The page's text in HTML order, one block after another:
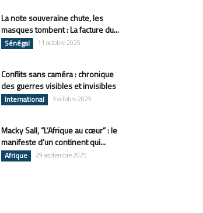
La note souveraine chute, les
masques tombent : La facture du...
Sénégal 11 octobre 2025
Conflits sans caméra : chronique
des guerres visibles et invisibles
International 3 octobre 2025
Macky Sall, “L’Afrique au cœur” : le
manifeste d’un continent qui...
Afrique 29 septembre 2025